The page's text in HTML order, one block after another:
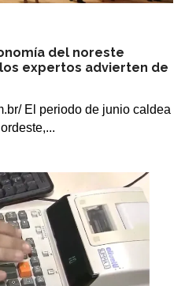
del noreste
expertos advierten de
El periodo de junio caldea